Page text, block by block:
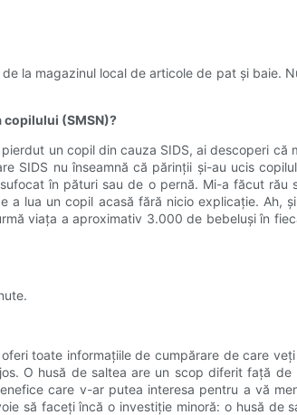
la magazinul local de articole de pat și baie.
copilului (SMSN)?
un copil din cauza SIDS, ai descoperi că
SIDS nu înseamnă că părinții și-au ucis
în pături sau de o pernă. Mi-a făcut rău
lua un copil acasă fără nicio explicație. Ah,
viața a aproximativ 3.000 de bebeluși în
toate informațiile de cumpărare de care
O husă de saltea are un scop diferit față de
care v-ar putea interesa pentru a vă
să faceți încă o investiție minoră: o husă de